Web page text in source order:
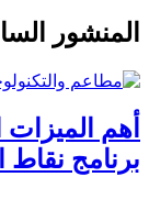
المنشور
أهم
برنامج نقاط